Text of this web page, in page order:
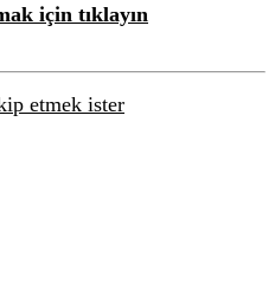
için tıklayın
etmek ister